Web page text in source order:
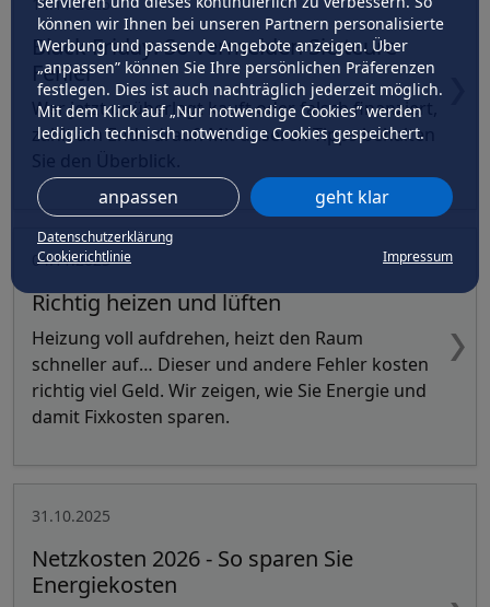
können wir Ihnen bei unseren Partnern personalisierte
Werbung und passende Angebote anzeigen. Über
„anpassen” können Sie Ihre persönlichen Präferenzen
festlegen. Dies ist auch nachträglich jederzeit möglich.
Mit dem Klick auf „Nur notwendige Cookies” werden
lediglich technisch notwendige Cookies gespeichert.
anpassen geht klar
Datenschutzerklärung
Cookierichtlinie
Impressum
Black Friday: So vermeiden Sie teure
Fehler
Wer jetzt unüberlegt kauft oder falsch finanziert,
zahlt am Ende drauf. Mit unseren Tipps behalten
04.11.2025
Richtig heizen und lüften
Heizung voll aufdrehen, heizt den Raum
schneller auf… Dieser und andere Fehler kosten
richtig viel Geld. Wir zeigen, wie Sie Energie und
damit Fixkosten sparen.
31.10.2025
Netzkosten 2026 - So sparen Sie
Energiekosten